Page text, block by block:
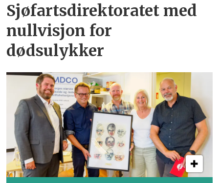
Sjøfartsdirektoratet med
nullvisjon for
dødsulykker